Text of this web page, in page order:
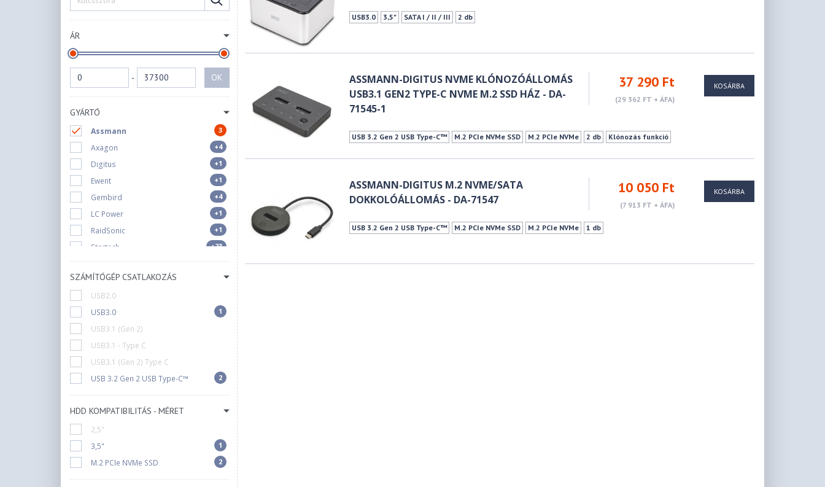
ÁR
- OK
GYÁRTÓ
Assmann 3
Axagon +4
Digitus +1
Ewent +1
Gembird +4
LC Power +1
RaidSonic +1
Startech +23
SZÁMÍTÓGÉP CSATLAKOZÁS
USB2.0
USB3.0
1
USB3.1 (Gen 2)
USB3.1 - Type C
USB3.1 (Gen 2) Type C
USB 3.2 Gen 2 USB Type-C™
2
HDD KOMPATIBILITÁS - MÉRET
2,5"
3,5"
1
M.2 PCIe NVMe SSD 2
USB3.0 3,5" SATA I / II / III 2 db
ASSMANN-DIGITUS NVME KLÓNOZÓÁLLOMÁS
USB3.1 GEN2 TYPE-C NVME M.2 SSD HÁZ - DA-
71545-1
37 290 Ft
(29 362 FT + ÁFA)
USB 3.2 Gen 2 USB Type-C™ M.2 PCIe NVMe SSD M.2 PCIe NVMe 2 db Klónozás funkció
KOSÁRBA
ASSMANN-DIGITUS M.2 NVME/SATA
DOKKOLÓÁLLOMÁS - DA-71547
10 050 Ft
(7 913 FT + ÁFA)
USB 3.2 Gen 2 USB Type-C™ M.2 PCIe NVMe SSD M.2 PCIe NVMe 1 db
KOSÁRBA